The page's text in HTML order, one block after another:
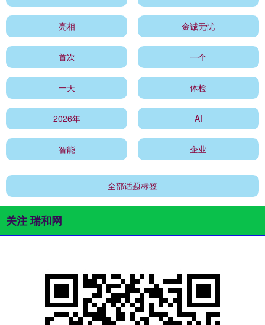
亮相 金诚无忧
首次 一个
一天 体检
2026年 AI
智能 企业
全部话题标签
关注 瑞和网